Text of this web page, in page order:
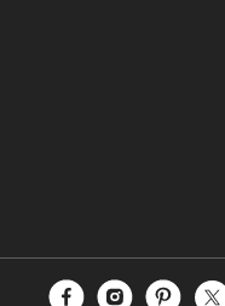
Volg ons
Jumbo Facebook
JumboJumbo